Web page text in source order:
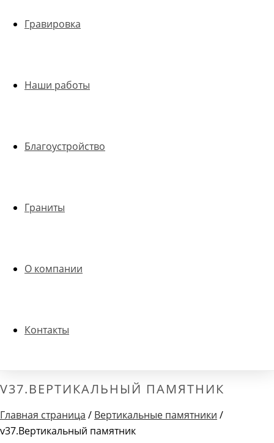
Гравировка
Наши работы
Благоустройство
Граниты
О компании
Контакты
V37.ВЕРТИКАЛЬНЫЙ ПАМЯТНИК
Главная страница / Вертикальные памятники /
v37.Вертикальный памятник